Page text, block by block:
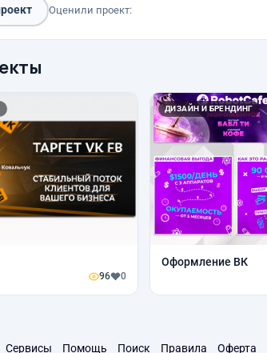
Оценили проект:
96 0
ДИЗАЙН И БРЕНДИНГ
Оформление ВК
Сервисы Помощь Поиск Правила Оферта